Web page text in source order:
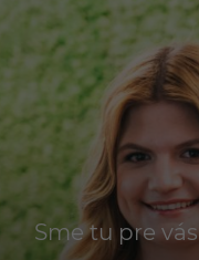
Sme tu pre vás